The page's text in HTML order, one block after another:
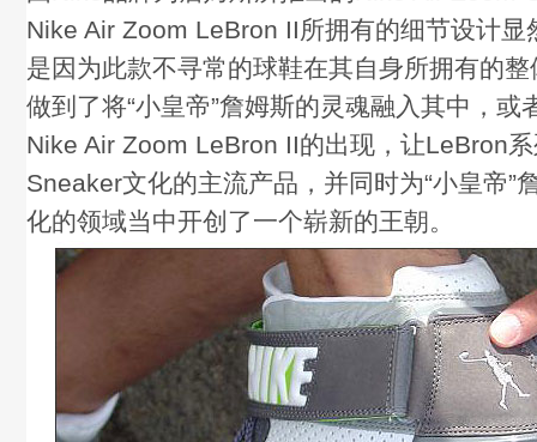
Nike Air Zoom LeBron II所拥有的细节设计显
是因为此款不寻常的球鞋在其自身所拥有的
做到了将“小皇帝”詹姆斯的灵魂融入其中，或
Nike Air Zoom LeBron II的出现，让LeBron
Sneaker文化的主流产品，并同时为“小皇帝”
化的领域当中开创了一个崭新的王朝。